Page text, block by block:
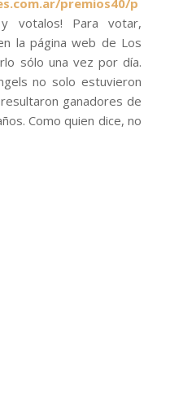
y votalos! Para votar,
la página web de Los
sólo una vez por día.
no solo estuvieron
ganadores de
Como quien dice, no